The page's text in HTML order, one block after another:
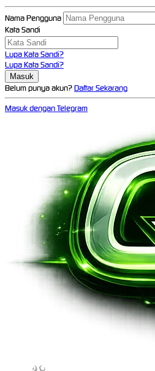
Nama Pengguna
Kata Sandi
Lupa Kata Sandi?
Lupa Kata Sandi?
Belum punya akun?Daftar Sekarang
Masuk dengan Telegram